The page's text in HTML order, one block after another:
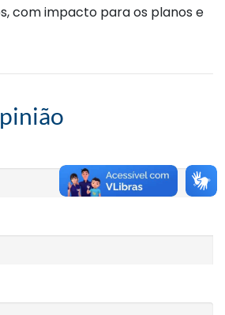
com impacto para os planos e